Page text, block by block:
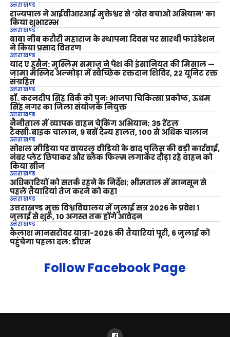
उत्तराखण्ड
राज्यपाल ने आईवीआरआई मुक्तेश्वर से ‘खेत बचाओ अभियान’ का
किया शुभारम्भ
उत्तराखण्ड
बाबा नीब करौरी महाराज के स्थापना दिवस पर सारथी फाउंडेशन
ने किया प्रसाद वितरण
उत्तराखण्ड
याद ए हुसैन: मुस्लिम समाज ने पेश की इंसानियत की मिसाल —
जामा मस्जिद अल्मोड़ा में स्वैच्छिक रक्तदान शिविर, 22 यूनिट रक्त
संग्रहित
उत्तराखण्ड
डॉ. करनदीप सिंह विर्क को पुनः भाजपा चिकित्सा प्रकोष्ठ, ऊधम
सिंह नगर का जिला संयोजक नियुक्त
उत्तराखण्ड
नैनीताल में व्यापक वाहन चेकिंग अभियान; 35 रेंटल
टैक्सी‑बाइक चालान, 9 बसें दैन्य हालत, 100 से अधिक चालान
उत्तराखण्ड
सोशल मीडिया पर वायरल वीडियो के बाद पुलिस की बड़ी कार्रवाई,
नंबर प्लेट छिपाकर और ब्लैक फिल्म लगाकर दौड़ा रहे वाहन को
किया सीज
उत्तराखण्ड
अधिकारियों को सतर्क रहने के निर्देश; भीमताल में मानसून से
पहले तैयारियां तेज करने को कहा
उत्तराखण्ड
उत्तराखण्ड मुक्त विश्वविद्यालय में जुलाई सत्र 2026 के प्रवेश 1
जुलाई से शुरू, 10 अगस्त तक होंगे आवेदन
उत्तराखण्ड
कैलाश मानसरोवर यात्रा-2026 की तैयारियां पूरी, 6 जुलाई को
पहुंचेगा पहला दल: डीएम
Follow Facebook Page